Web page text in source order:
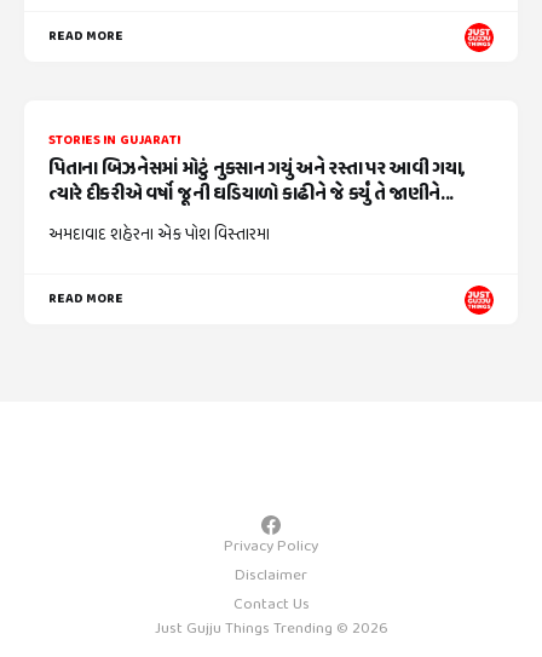
READ MORE
STORIES IN GUJARATI
પિતાના બિઝનેસમાં મોટું નુકસાન ગયું અને રસ્તા પર આવી ગયા,
ત્યારે દીકરીએ વર્ષો જૂની ઘડિયાળો કાઢીને જે કર્યું તે જાણીને...
અમદાવાદ શહેરના એક પોશ વિસ્તારમા
READ MORE
Privacy Policy
Disclaimer
Contact Us
Just Gujju Things Trending © 2026